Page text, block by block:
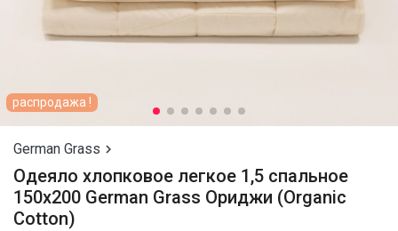
распродажа !
German Grass 
Одеяло хлопковое легкое 1,5 спальное
150х200 German Grass Ориджи (Organic
Cotton)